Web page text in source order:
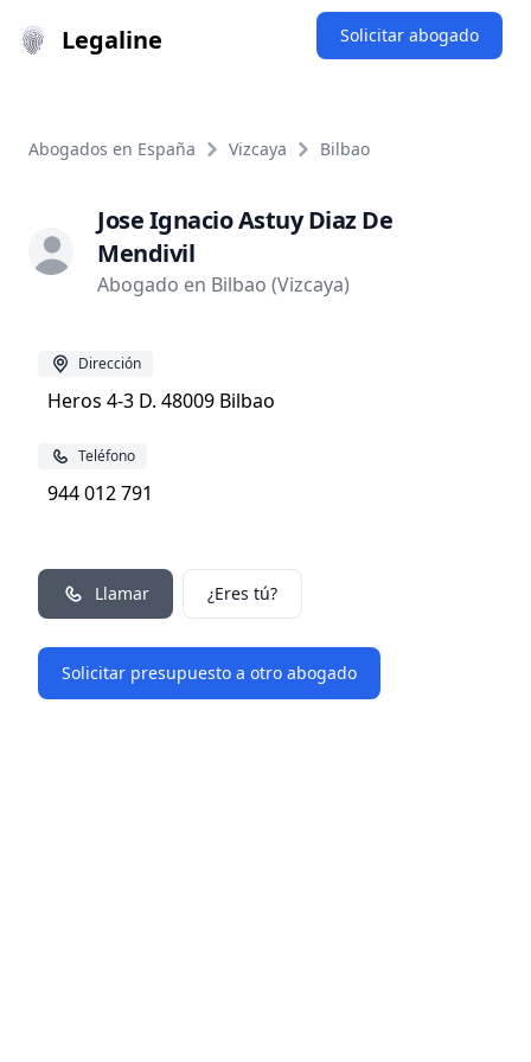
Legaline Solicitar abogado
Abogados en España Vizcaya Bilbao
Jose Ignacio Astuy Diaz De
Mendivil
Abogado en Bilbao (Vizcaya)
Dirección
Heros 4-3 D. 48009 Bilbao
Teléfono
944 012 791
Llamar ¿Eres tú?
Solicitar presupuesto a otro abogado